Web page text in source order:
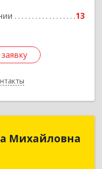
13
Михайловна
Михайловна